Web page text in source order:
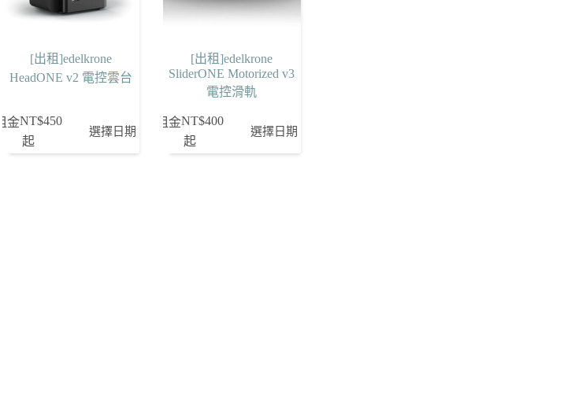
[出租]edelkrone
HeadONE v2 電控雲台
租金NT$450
起
選擇日期
[出租]edelkrone
SliderONE Motorized v3
電控滑軌
租金NT$400
起
選擇日期